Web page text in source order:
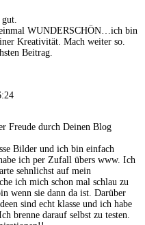
WUNDERSCHÖN…ich bin
Kreativität. Mach weiter so.
Beitrag.
Freude durch Deinen Blog
Bilder und ich bin einfach
ich per Zufall übers www. Ich
sehnlichst auf mein
ich mich schon mal schlau zu
wenn sie dann da ist. Darüber
sind echt klasse und ich habe
brenne darauf selbst zu testen.